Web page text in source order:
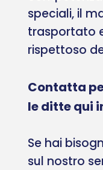
speciali, il
trasportato
rispettoso
Contatta
le ditte qui
Se hai
sul nostro